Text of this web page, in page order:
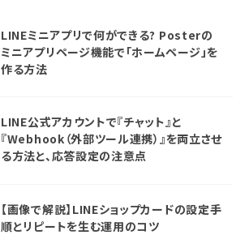
LINEミニアプリで何ができる? Posterの
ミニアプリページ機能で「ホームページ」を
作る方法
LINE公式アカウントで『チャット』と
『Webhook（外部ツール連携）』を両立させ
る方法と、応答設定の注意点
【画像で解説】LINEショップカードの設定手
順とリピートを生む運用のコツ